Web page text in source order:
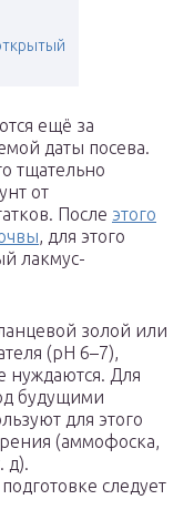
ещё за
даты посева.
тщательно
от
После этого
, для этого
лакмус-
золой или
(рН 6–7),
Для
будущими
для этого
(аммофоска,
д).
следует